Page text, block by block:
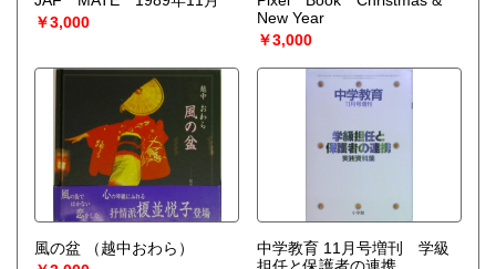
￥3,000
New Year
￥3,000
風の盆
（越中おわら）
中学教育 11月号増刊 学級
担任と保護者の連携